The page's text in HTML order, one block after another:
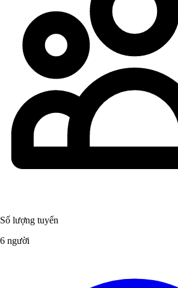
Số lượng tuyển
6 người